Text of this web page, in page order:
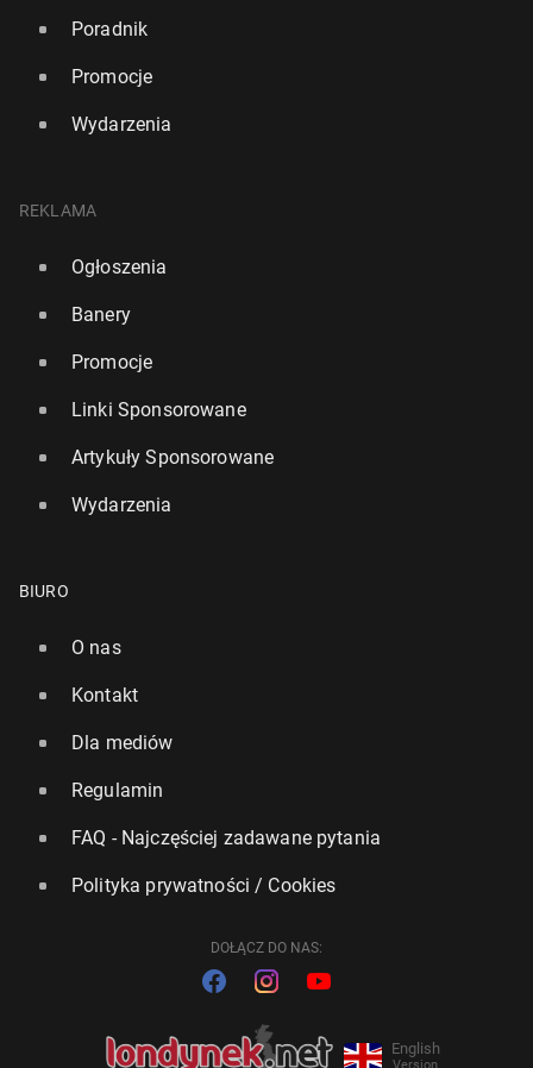
Poradnik
Promocje
Wydarzenia
REKLAMA
Ogłoszenia
Banery
Promocje
Linki Sponsorowane
Artykuły Sponsorowane
Wydarzenia
BIURO
O nas
Kontakt
Dla mediów
Regulamin
FAQ - Najczęściej zadawane pytania
Polityka prywatności / Cookies
DOŁĄCZ DO NAS:
English